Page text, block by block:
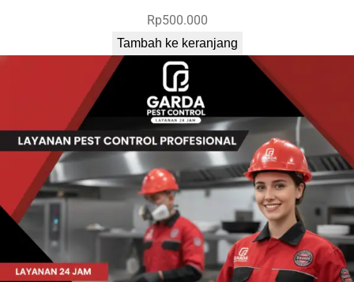
Rp500.000
Tambah ke keranjang